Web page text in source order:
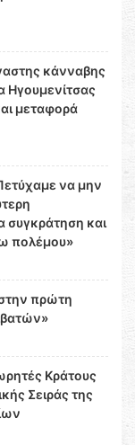
κάνναβης
Ηγουμενίτσας
μεταφορά
να μην
συγκράτηση και
πολέμου»
στην πρώτη
Κράτους
Σειράς της